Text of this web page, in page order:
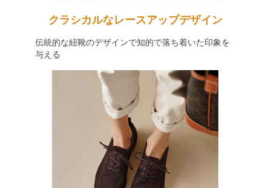
クラシカルなレースアップデザイン
伝統的な紐靴のデザインで知的で落ち着いた印象を
与える